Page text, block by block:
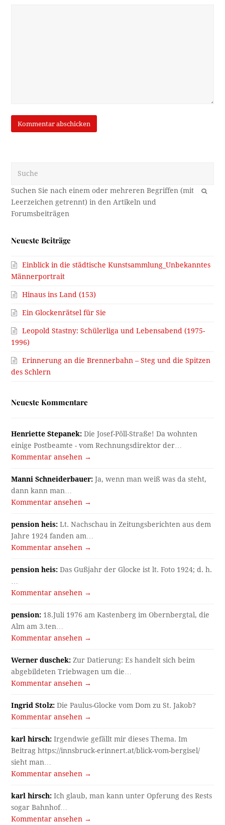
OK
Neueste Beiträge
Einblick in die städtische Kunstsammlung_Unbekanntes
Männerportrait
Hinaus ins Land (153)
Ein Glockenrätsel für Sie
Leopold Stastny: Schülerliga und Lebensabend (1975-
1996)
Erinnerung an die Brennerbahn – Steg und die Spitzen
des Schlern
Neueste Kommentare
Henriette Stepanek: Die Josef-Pöll-Straße! Da wohnten
einige Postbeamte - vom Rechnungsdirektor der…
Kommentar ansehen →
Manni Schneiderbauer: Ja, wenn man weiß was da steht,
dann kann man…
Kommentar ansehen →
pension heis: Lt. Nachschau in Zeitungsberichten aus dem
Jahre 1924 fanden am…
Kommentar ansehen →
pension heis: Das Gußjahr der Glocke ist lt. Foto 1924; d. h.
Kommentar ansehen →
pension: 18.Juli 1976 am Kastenberg im Obernbergtal, die
Alm am 3.ten…
Kommentar ansehen →
Werner duschek: Zur Datierung: Es handelt sich beim
abgebildeten Triebwagen um die…
Kommentar ansehen →
Ingrid Stolz: Die Paulus-Glocke vom Dom zu St. Jakob?
Kommentar ansehen →
karl hirsch: Irgendwie gefällt mir dieses Thema. Im
Beitrag https://innsbruck-erinnert.at/blick-vom-bergisel/
sieht man…
Kommentar ansehen →
karl hirsch: Ich glaub, man kann unter Opferung des Rests
sogar Bahnhof…
Kommentar ansehen →